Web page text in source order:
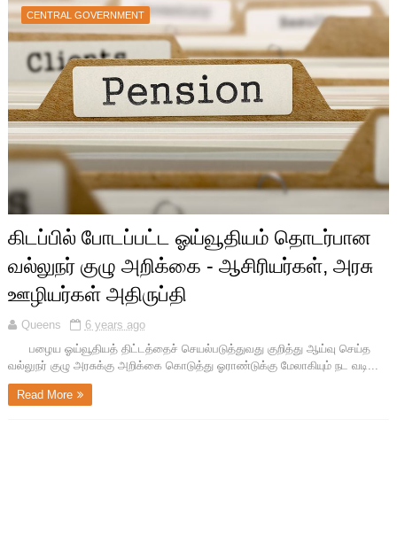
CENTRAL GOVERNMENT
கிடப்பில் போடப்பட்ட ஓய்வூதியம் தொடர்பான
வல்லுநர் குழு அறிக்கை - ஆசிரியர்கள், அரசு
ஊழியர்கள் அதிருப்தி
Queens
6 years ago
பழைய ஓய்வூதியத் திட்டத்தைச் செயல்படுத்துவது குறித்து ஆய்வு செய்த
வல்லுநர் குழு அரசுக்கு அறிக்கை கொடுத்து ஓராண்டுக்கு மேலாகியும் நட வடி...
Read More